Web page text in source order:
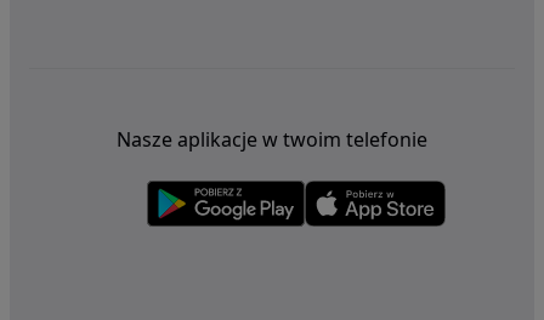
Nasze aplikacje w twoim telefonie